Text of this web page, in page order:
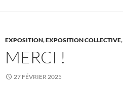
EXPOSITION,EXPOSITION COLLECTIVE,
MERCI !
27 FÉVRIER 2025